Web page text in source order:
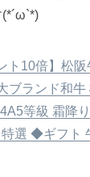
ト10倍】松
ブランド和牛
等級 霜降
選 ◆ギフト